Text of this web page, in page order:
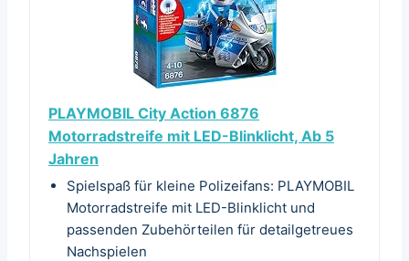
PLAYMOBIL City Action 6876
Motorradstreife mit LED-Blinklicht, Ab 5
Jahren
Spielspaß für kleine Polizeifans: PLAYMOBIL
Motorradstreife mit LED-Blinklicht und
passenden Zubehörteilen für detailgetreues
Nachspielen